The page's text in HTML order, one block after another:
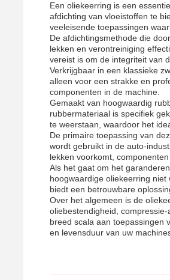
Een oliekeerring is een
afdichting van vloeistoffen te
veeleisende toepassingen
De afdichtingsmethode die
lekken en verontreiniging
vereist is om de integriteit van
Verkrijgbaar in een klassieke
alleen voor een strakke en
componenten in de machine.
Gemaakt van hoogwaardig
rubbermateriaal is specifiek
te weerstaan, waardoor het
De primaire toepassing van
wordt gebruikt in de auto-
lekken voorkomt,
Als het gaat om het
hoogwaardige oliekeerring
biedt een betrouwbare
Over het algemeen is de
oliebestendigheid,
breed scala aan toepassingen
en levensduur van uw